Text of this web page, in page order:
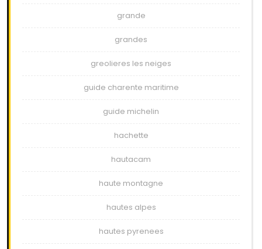
grande
grandes
greolieres les neiges
guide charente maritime
guide michelin
hachette
hautacam
haute montagne
hautes alpes
hautes pyrenees